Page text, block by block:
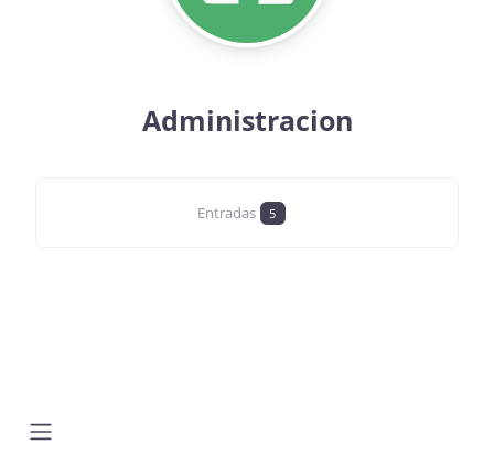
Administracion
Entradas 5